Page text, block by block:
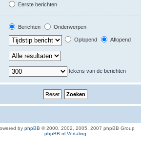
Eerste berichten
Berichten
Onderwerpen
Oplopend Aflopend
tekens van de berichten
by phpBB © 2000, 2002, 2005, 2007 phpBB Group
phpBB.nl Vertaling